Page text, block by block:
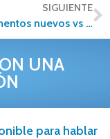
SIGUIENTE
Departamentos nuevos vs usados: Cuál te conviene más
UNA
para hablar